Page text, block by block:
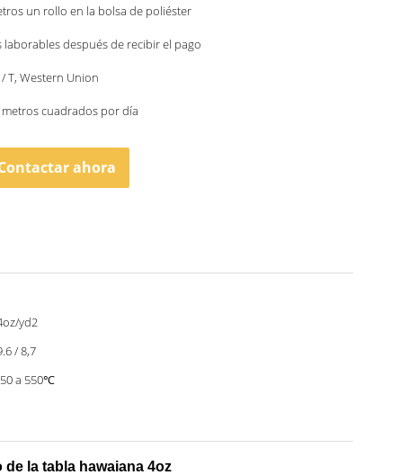
un rollo en la bolsa de poliéster
laborables después de recibir el pago
/ T, Western Union
metros cuadrados por día
ahora
yd2
/ 8,7
a 550℃
la tabla hawaiana 4oz